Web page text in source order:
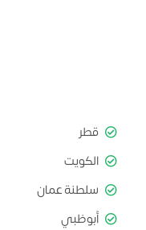
قطر
الكويت
سلطنة عمان
أبوظبي